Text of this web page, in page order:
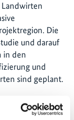
Landwirten
Die
und darauf
in den
und
sind geplant.
Daten: